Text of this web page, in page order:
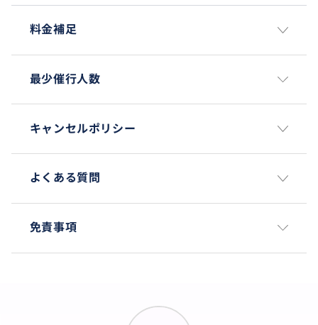
料金補足
最少催行人数
キャンセルポリシー
よくある質問
免責事項